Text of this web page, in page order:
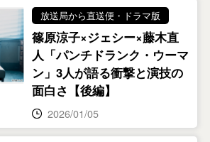
放送局から直送便・ドラマ版
篠原涼子×ジェシー×藤木直
人「パンチドランク・ウーマ
ン」3人が語る衝撃と演技の
面白さ【後編】
2026/01/05